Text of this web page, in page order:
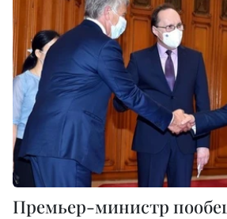
Премьер-министр